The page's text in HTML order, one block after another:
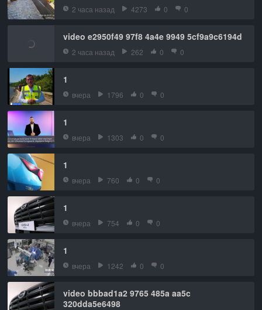
2 часа назад 4273 0 0
video e2950f49 97f8 4a4e 9949 5cf9a9c6194d
2 часа назад 262 0 0
1
вчера 1796 0 0
1
вчера 1303 0 0
1
вчера 760 0 0
1
вчера 754 0 0
1
вчера 1242 0 0
video bbbad1a2 9765 485a aa5c
320dda5e6498